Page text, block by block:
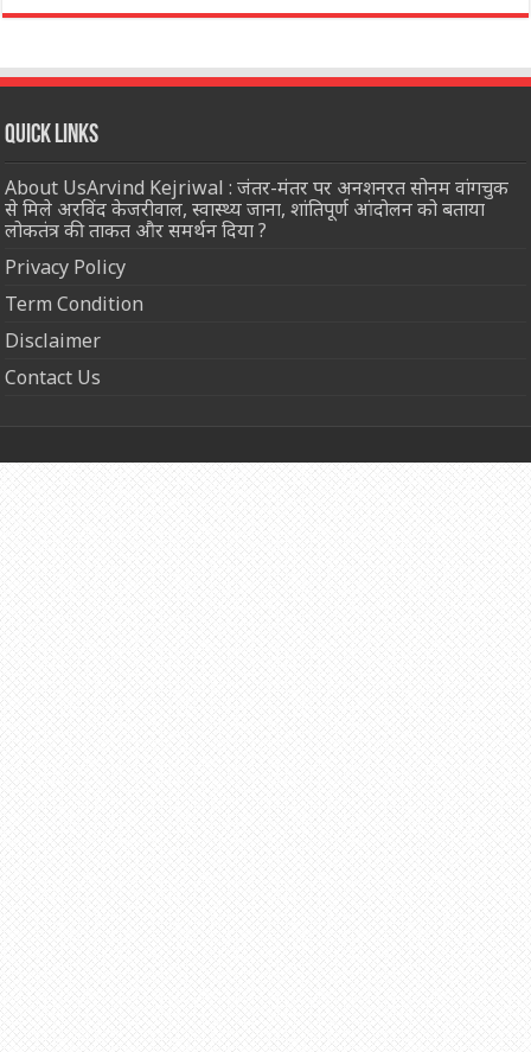
Quick Links
About UsArvind Kejriwal : जंतर-मंतर पर अनशनरत सोनम वांगचुक
से मिले अरविंद केजरीवाल, स्वास्थ्य जाना, शांतिपूर्ण आंदोलन को बताया
लोकतंत्र की ताकत और समर्थन दिया ?
Privacy Policy
Term Condition
Disclaimer
Contact Us